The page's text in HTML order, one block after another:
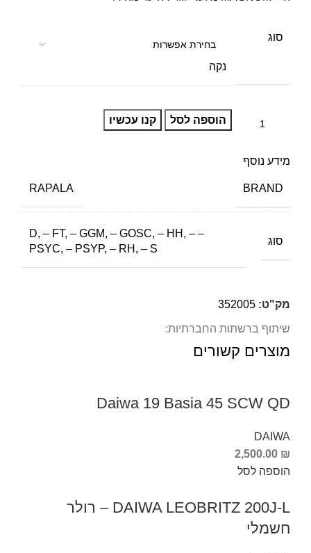
סוג
נקה
הוספה לסל קנו עכשיו
מידע נוסף
BRAND
RAPALA
סוג
– D, – FT, – GGM, – GOSC, – HH, –
PSYC, – PSYP, – RH, – S
מק"ט: 352005
שיתוף ברשתות החברתיות:
מוצרים קשורים
Daiwa 19 Basia 45 SCW QD
DAIWA
2,500.00 ₪
הוספה לסל
DAIWA LEOBRITZ 200J-L – רולר
חשמלי